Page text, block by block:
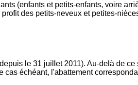
(enfants et petits-enfants, voire
des petits-neveux et petites-
le 31 juillet 2011). Au-delà de ce
échéant, l'abattement